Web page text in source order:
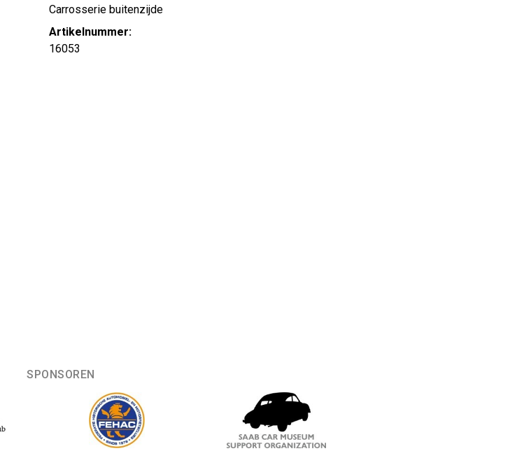
Carrosserie buitenzijde
Artikelnummer:
16053
SPONSOREN